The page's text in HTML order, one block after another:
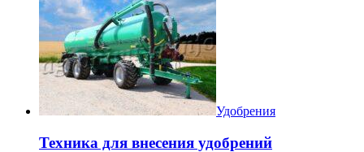
Удобрения
Техника для внесения удобрений